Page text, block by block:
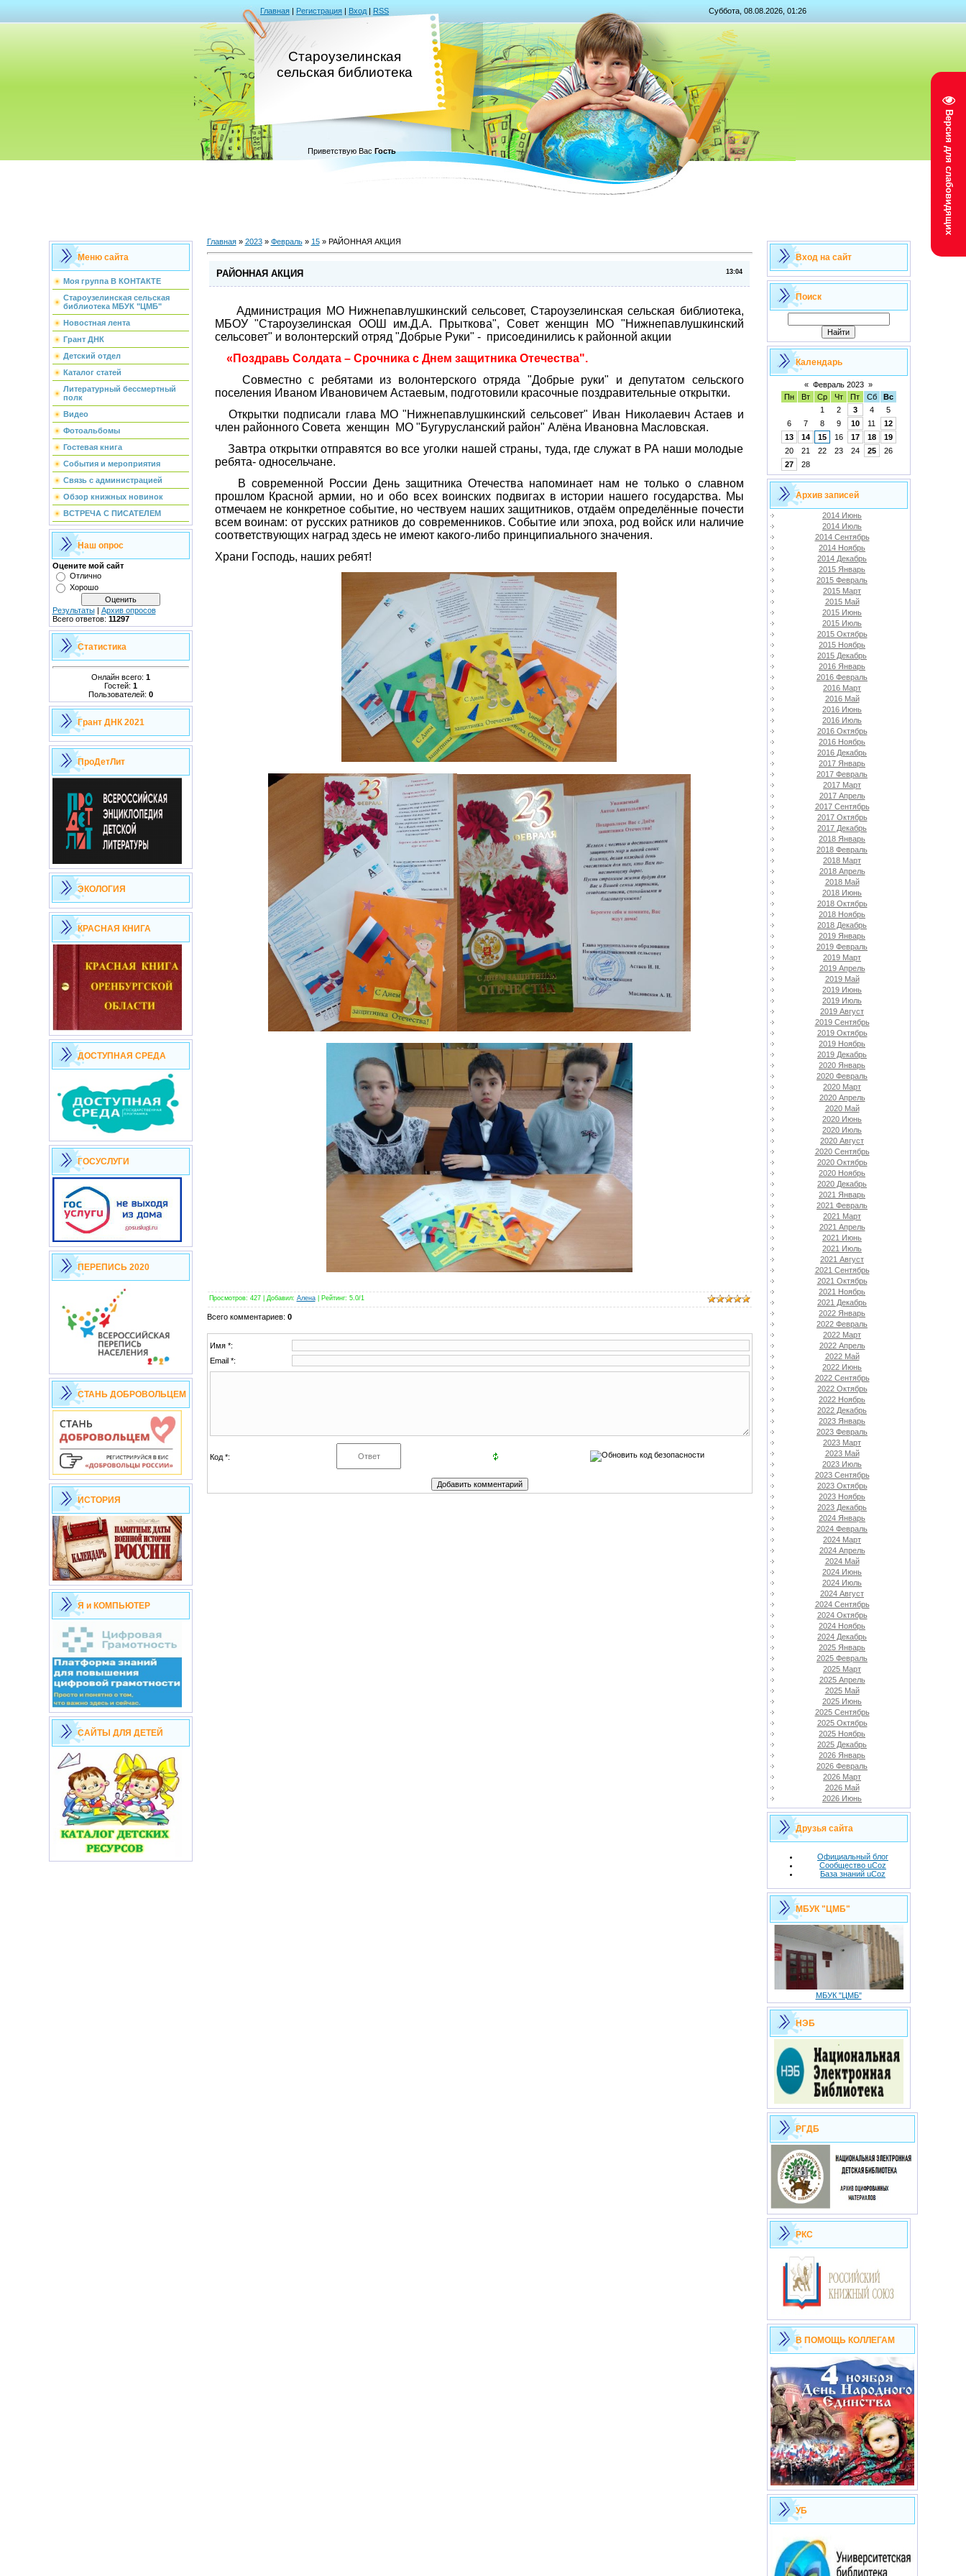
Версия для слабовидящих
Главная | Регистрация | Вход | RSS Суббота, 08.08.2026, 01:26
Староузелинская
сельская библиотека
Приветствую Вас Гость
Меню сайта
Моя группа В КОНТАКТЕ
Староузелинская сельская
библиотека МБУК "ЦМБ"
Новостная лента
Грант ДНК
Детский отдел
Каталог статей
Литературный бессмертный
полк
Видео
Фотоальбомы
Гостевая книга
События и мероприятия
Связь с администрацией
Обзор книжных новинок
ВСТРЕЧА С ПИСАТЕЛЕМ
Наш опрос
Оцените мой сайт
Отлично
Хорошо
Результаты| Архив опросов
Всего ответов: 11297
Статистика
Онлайн всего: 1
Гостей: 1
Пользователей: 0
Грант ДНК 2021
ПроДетЛит
ЭКОЛОГИЯ
КРАСНАЯ КНИГА
ДОСТУПНАЯ СРЕДА
ГОСУСЛУГИ
ПЕРЕПИСЬ 2020
СТАНЬ ДОБРОВОЛЬЦЕМ
ИСТОРИЯ
Я и КОМПЬЮТЕР
САЙТЫ ДЛЯ ДЕТЕЙ
Главная» 2023 » Февраль » 15» РАЙОННАЯ АКЦИЯ
13:04
РАЙОННАЯ АКЦИЯ
Администрация МО Нижнепавлушкинский сельсовет, Староузелинская сельская библиотека,
МБОУ "Староузелинская ООШ им.Д.А. Прыткова", Совет женщин МО "Нижнепавлушкинский
сельсовет" и волонтерский отряд "Добрые Руки" - присоединились к районной акции
«Поздравь Солдата – Срочника с Днем защитника Отечества".
Совместно с ребятами из волонтерского отряда "Добрые руки" и депутатом сельского
поселения Иваном Ивановичем Астаевым, подготовили красочные поздравительные открытки.
Открытки подписали глава МО "Нижнепавлушкинский сельсовет" Иван Николаевич Астаев и
член районного Совета женщин МО "Бугурусланский район" Алёна Ивановна Масловская.
Завтра открытки отправятся во все уголки нашей страны, туда, где служат в РА наши молодые
ребята- односельчане.
В современной России День защитника Отечества напоминает нам не только о славном
прошлом Красной армии, но и обо всех воинских подвигах в истории нашего государства. Мы
отмечаем не конкретное событие, но чествуем наших защитников, отдаём определённые почести
всем воинам: от русских ратников до современников. Событие или эпоха, род войск или наличие
соответствующих наград здесь не имеют какого-либо принципиального значения.
Храни Господь, наших ребят!
Просмотров: 427| Добавил: Алена Рейтинг: 5.0/1
Всего комментариев: 0
Имя *:
Email *:
Код *:
Вход на сайт
Поиск
Календарь
« Февраль 2023 »
Пн
Вт Ср Чт Пт Сб
Вс
1
2 3 4
5
6
7 8 9 10 11
12
13
14 15 16 17 18
19
20
21 22 23 24 25
26
27
28
Архив записей
2014 Июнь
2014 Июль
2014 Сентябрь
2014 Ноябрь
2014 Декабрь
2015 Январь
2015 Февраль
2015 Март
2015 Май
2015 Июнь
2015 Июль
2015 Октябрь
2015 Ноябрь
2015 Декабрь
2016 Январь
2016 Февраль
2016 Март
2016 Май
2016 Июнь
2016 Июль
2016 Октябрь
2016 Ноябрь
2016 Декабрь
2017 Январь
2017 Февраль
2017 Март
2017 Апрель
2017 Сентябрь
2017 Октябрь
2017 Декабрь
2018 Январь
2018 Февраль
2018 Март
2018 Апрель
2018 Май
2018 Июнь
2018 Октябрь
2018 Ноябрь
2018 Декабрь
2019 Январь
2019 Февраль
2019 Март
2019 Апрель
2019 Май
2019 Июнь
2019 Июль
2019 Август
2019 Сентябрь
2019 Октябрь
2019 Ноябрь
2019 Декабрь
2020 Январь
2020 Февраль
2020 Март
2020 Апрель
2020 Май
2020 Июнь
2020 Июль
2020 Август
2020 Сентябрь
2020 Октябрь
2020 Ноябрь
2020 Декабрь
2021 Январь
2021 Февраль
2021 Март
2021 Апрель
2021 Июнь
2021 Июль
2021 Август
2021 Сентябрь
2021 Октябрь
2021 Ноябрь
2021 Декабрь
2022 Январь
2022 Февраль
2022 Март
2022 Апрель
2022 Май
2022 Июнь
2022 Сентябрь
2022 Октябрь
2022 Ноябрь
2022 Декабрь
2023 Январь
2023 Февраль
2023 Март
2023 Май
2023 Июль
2023 Сентябрь
2023 Октябрь
2023 Ноябрь
2023 Декабрь
2024 Январь
2024 Февраль
2024 Март
2024 Апрель
2024 Май
2024 Июнь
2024 Июль
2024 Август
2024 Сентябрь
2024 Октябрь
2024 Ноябрь
2024 Декабрь
2025 Январь
2025 Февраль
2025 Март
2025 Апрель
2025 Май
2025 Июнь
2025 Сентябрь
2025 Октябрь
2025 Ноябрь
2025 Декабрь
2026 Январь
2026 Февраль
2026 Март
2026 Май
2026 Июнь
Друзья сайта
Официальный блог
Сообщество uCoz
База знаний uCoz
МБУК "ЦМБ"
МБУК "ЦМБ"
НЭБ
РГДБ
РКС
В ПОМОЩЬ КОЛЛЕГАМ
УБ